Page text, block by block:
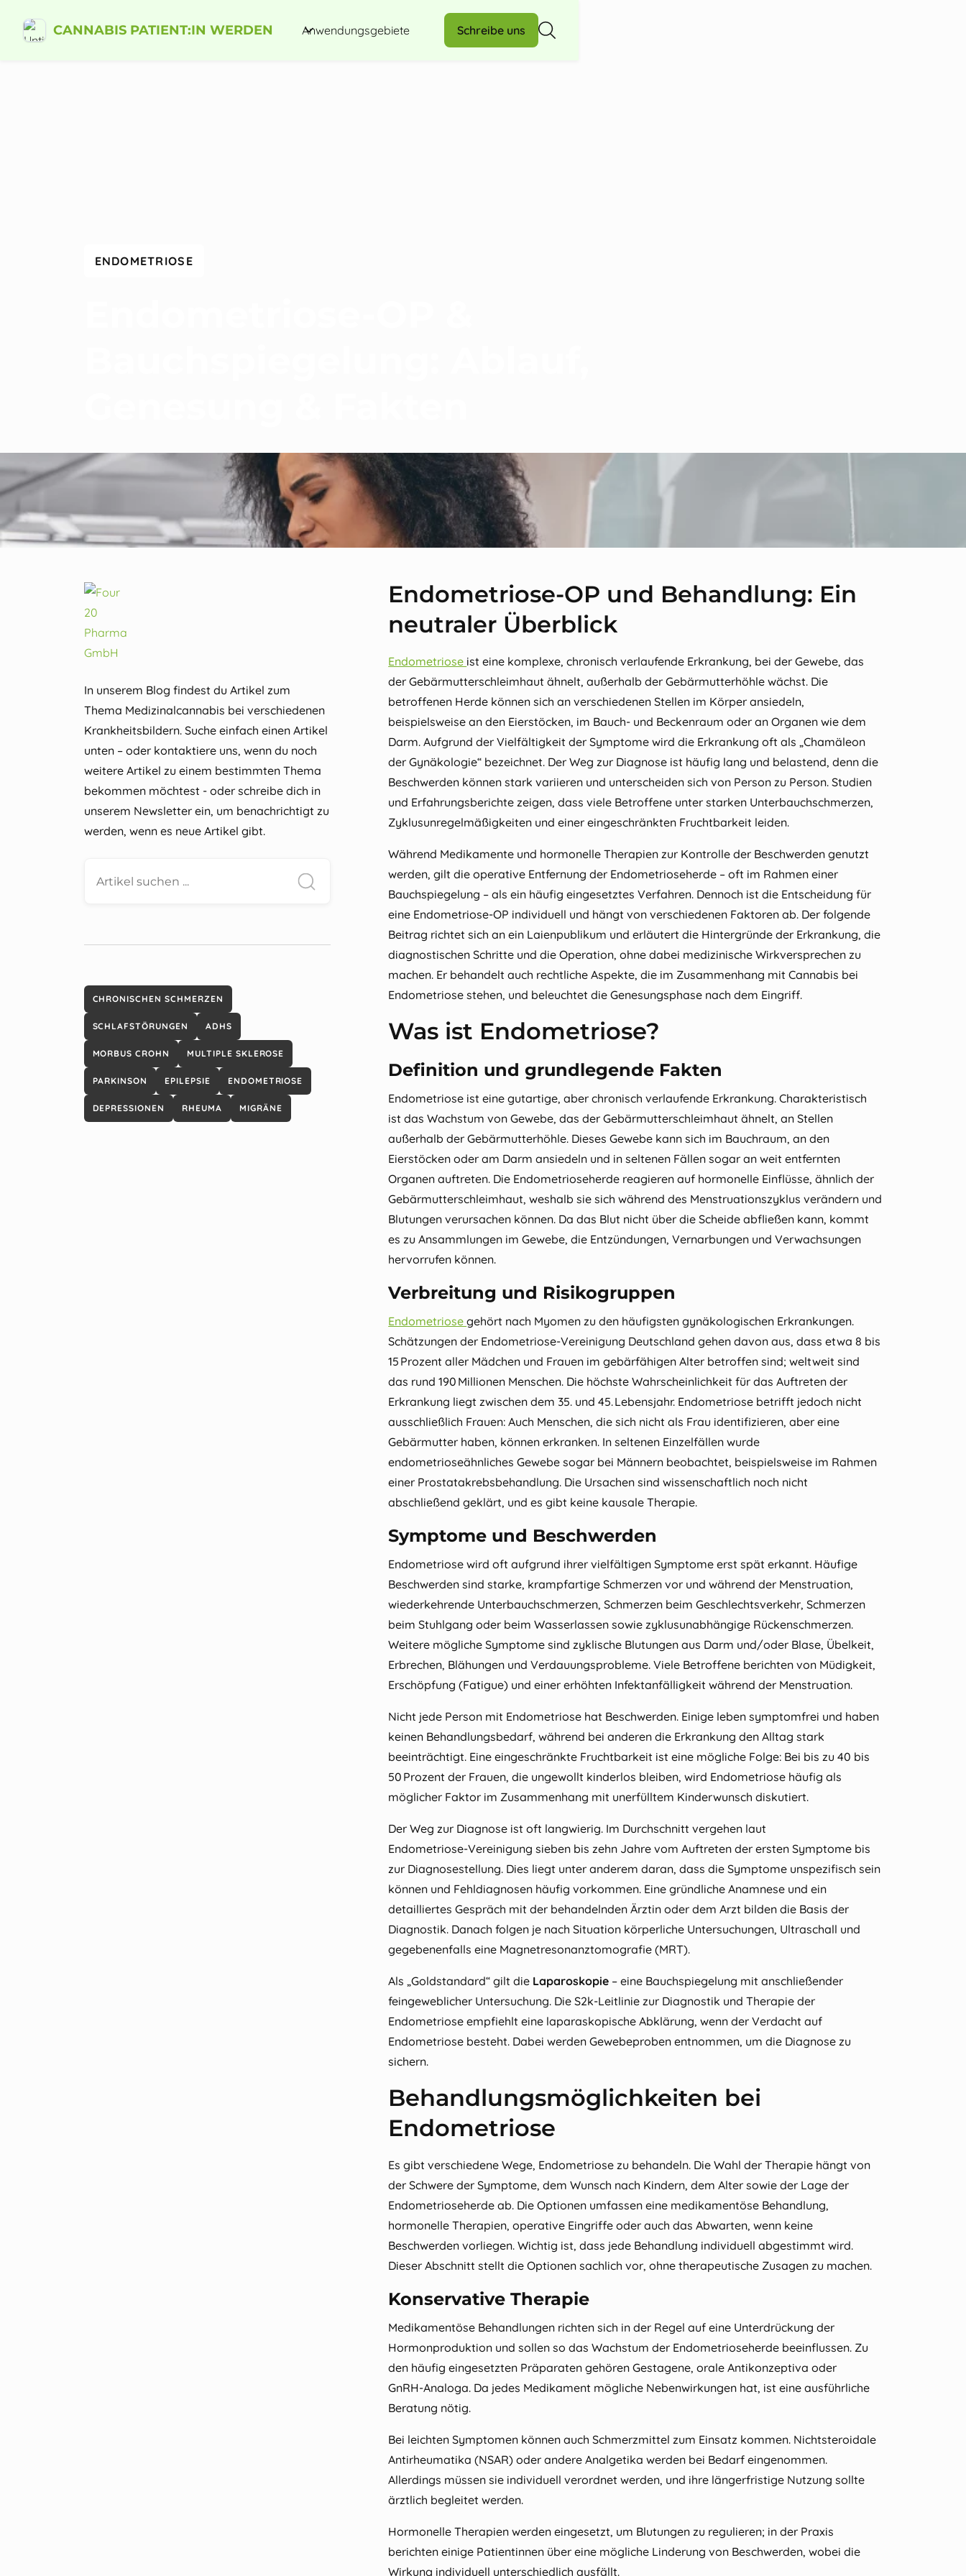
CANNABIS PATIENT:IN WERDEN Anwendungsgebiete Schreibe uns
ENDOMETRIOSE
In unserem Blog findest du Artikel zum
Thema Medizinalcannabis bei verschiedenen
Krankheitsbildern. Suche einfach einen Artikel
unten – oder kontaktiere uns, wenn du noch
weitere Artikel zu einem bestimmten Thema
bekommen möchtest - oder schreibe dich in
unserem Newsletter ein, um benachrichtigt zu
werden, wenn es neue Artikel gibt.
CHRONISCHEN SCHMERZEN
SCHLAFSTÖRUNGEN ADHS
MORBUS CROHN MULTIPLE SKLEROSE
PARKINSON EPILEPSIE ENDOMETRIOSE
DEPRESSIONEN RHEUMA MIGRÄNE
Endometriose‑OP und Behandlung: Ein
neutraler Überblick
Endometriose ist eine komplexe, chronisch verlaufende Erkrankung, bei der Gewebe, das
der Gebärmutterschleimhaut ähnelt, außerhalb der Gebärmutterhöhle wächst. Die
betroffenen Herde können sich an verschiedenen Stellen im Körper ansiedeln,
beispielsweise an den Eierstöcken, im Bauch- und Beckenraum oder an Organen wie dem
Darm. Aufgrund der Vielfältigkeit der Symptome wird die Erkrankung oft als „Chamäleon
der Gynäkologie“ bezeichnet. Der Weg zur Diagnose ist häufig lang und belastend, denn die
Beschwerden können stark variieren und unterscheiden sich von Person zu Person. Studien
und Erfahrungsberichte zeigen, dass viele Betroffene unter starken Unterbauchschmerzen,
Zyklusunregelmäßigkeiten und einer eingeschränkten Fruchtbarkeit leiden.
Während Medikamente und hormonelle Therapien zur Kontrolle der Beschwerden genutzt
werden, gilt die operative Entfernung der Endometrioseherde – oft im Rahmen einer
Bauchspiegelung – als ein häufig eingesetztes Verfahren. Dennoch ist die Entscheidung für
eine Endometriose‑OP individuell und hängt von verschiedenen Faktoren ab. Der folgende
Beitrag richtet sich an ein Laienpublikum und erläutert die Hintergründe der Erkrankung, die
diagnostischen Schritte und die Operation, ohne dabei medizinische Wirkversprechen zu
machen. Er behandelt auch rechtliche Aspekte, die im Zusammenhang mitCannabis bei
Endometriose stehen, und beleuchtet die Genesungsphase nach dem Eingriff.
Was ist Endometriose?
Definition und grundlegende Fakten
Endometriose ist eine gutartige, aber chronisch verlaufende Erkrankung. Charakteristisch
ist das Wachstum von Gewebe, das der Gebärmutterschleimhaut ähnelt, an Stellen
außerhalb der Gebärmutterhöhle. Dieses Gewebe kann sich im Bauchraum, an den
Eierstöcken oder am Darm ansiedeln und in seltenen Fällen sogar an weit entfernten
Organen auftreten. Die Endometrioseherde reagieren auf hormonelle Einflüsse, ähnlich der
Gebärmutterschleimhaut, weshalb sie sich während des Menstruationszyklus verändern und
Blutungen verursachen können. Da das Blut nicht über die Scheide abfließen kann, kommt
es zu Ansammlungen im Gewebe, die Entzündungen, Vernarbungen und Verwachsungen
hervorrufen können.
Verbreitung und Risikogruppen
Endometriosegehört nach Myomen zu den häufigsten gynäkologischen Erkrankungen.
Schätzungen der Endometriose‑Vereinigung Deutschland gehen davon aus, dass etwa 8 bis
15 Prozent aller Mädchen und Frauen im gebärfähigen Alter betroffen sind; weltweit sind
das rund 190 Millionen Menschen. Die höchste Wahrscheinlichkeit für das Auftreten der
Erkrankung liegt zwischen dem 35. und 45. Lebensjahr. Endometriose betrifft jedoch nicht
ausschließlich Frauen: Auch Menschen, die sich nicht als Frau identifizieren, aber eine
Gebärmutter haben, können erkranken. In seltenen Einzelfällen wurde
endometrioseähnliches Gewebe sogar bei Männern beobachtet, beispielsweise im Rahmen
einer Prostatakrebsbehandlung. Die Ursachen sind wissenschaftlich noch nicht
abschließend geklärt, und es gibt keine kausale Therapie.
Symptome und Beschwerden
Endometriose wird oft aufgrund ihrer vielfältigen Symptome erst spät erkannt. Häufige
Beschwerden sind starke, krampfartige Schmerzen vor und während der Menstruation,
wiederkehrende Unterbauchschmerzen, Schmerzen beim Geschlechtsverkehr, Schmerzen
beim Stuhlgang oder beim Wasserlassen sowie zyklusunabhängige Rückenschmerzen.
Weitere mögliche Symptome sind zyklische Blutungen aus Darm und/oder Blase, Übelkeit,
Erbrechen, Blähungen und Verdauungsprobleme. Viele Betroffene berichten von Müdigkeit,
Erschöpfung (Fatigue) und einer erhöhten Infektanfälligkeit während der Menstruation.
Nicht jede Person mit Endometriose hat Beschwerden. Einige leben symptomfrei und haben
keinen Behandlungsbedarf, während bei anderen die Erkrankung den Alltag stark
beeinträchtigt. Eine eingeschränkte Fruchtbarkeit ist eine mögliche Folge: Bei bis zu 40 bis
50 Prozent der Frauen, die ungewollt kinderlos bleiben, wird Endometriose häufig als
möglicher Faktor im Zusammenhang mit unerfülltem Kinderwunsch diskutiert.
Der Weg zur Diagnose ist oft langwierig. Im Durchschnitt vergehen laut
Endometriose‑Vereinigung sieben bis zehn Jahre vom Auftreten der ersten Symptome bis
zur Diagnosestellung. Dies liegt unter anderem daran, dass die Symptome unspezifisch sein
können und Fehldiagnosen häufig vorkommen. Eine gründliche Anamnese und ein
detailliertes Gespräch mit der behandelnden Ärztin oder dem Arzt bilden die Basis der
Diagnostik. Danach folgen je nach Situation körperliche Untersuchungen, Ultraschall und
gegebenenfalls eine Magnetresonanztomografie (MRT).
Als „Goldstandard“ gilt die Laparoskopie – eine Bauchspiegelung mit anschließender
feingeweblicher Untersuchung. Die S2k‑Leitlinie zur Diagnostik und Therapie der
Endometriose empfiehlt eine laparaskopische Abklärung, wenn der Verdacht auf
Endometriose besteht. Dabei werden Gewebeproben entnommen, um die Diagnose zu
sichern.
Behandlungsmöglichkeiten bei
Endometriose
Es gibt verschiedene Wege, Endometriose zu behandeln. Die Wahl der Therapie hängt von
der Schwere der Symptome, dem Wunsch nach Kindern, dem Alter sowie der Lage der
Endometrioseherde ab. Die Optionen umfassen eine medikamentöse Behandlung,
hormonelle Therapien, operative Eingriffe oder auch das Abwarten, wenn keine
Beschwerden vorliegen. Wichtig ist, dass jede Behandlung individuell abgestimmt wird.
Dieser Abschnitt stellt die Optionen sachlich vor, ohne therapeutische Zusagen zu machen.
Konservative Therapie
Medikamentöse Behandlungen richten sich in der Regel auf eine Unterdrückung der
Hormonproduktion und sollen so das Wachstum der Endometrioseherde beeinflussen. Zu
den häufig eingesetzten Präparaten gehören Gestagene, orale Antikonzeptiva oder
GnRH‑Analoga. Da jedes Medikament mögliche Nebenwirkungen hat, ist eine ausführliche
Beratung nötig.
Bei leichten Symptomen können auch Schmerzmittel zum Einsatz kommen. Nichtsteroidale
Antirheumatika (NSAR) oder andere Analgetika werden bei Bedarf eingenommen.
Allerdings müssen sie individuell verordnet werden, und ihre längerfristige Nutzung sollte
ärztlich begleitet werden.
Hormonelle Therapien werden eingesetzt, um Blutungen zu regulieren; in der Praxis
berichten einige Patientinnen über eine mögliche Linderung von Beschwerden, wobei die
Wirkung individuell unterschiedlich ausfällt.